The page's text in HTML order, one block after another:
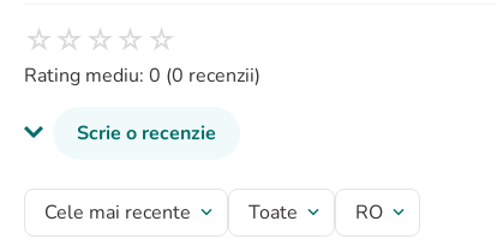
☆☆ ☆☆ ☆
Rating mediu: 0 (0 recenzii)
Scrie o recenzie
Titlu recenzie
Cele mai recente Toate RO